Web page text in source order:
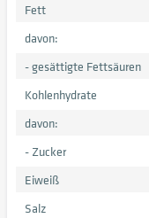
Fett
davon:
- gesättigte Fettsäuren
Kohlenhydrate
davon:
- Zucker
Eiweiß
Salz